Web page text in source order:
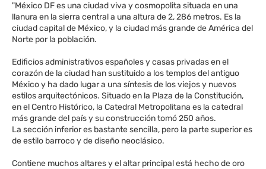
"México DF es una ciudad viva y cosmopolita situada en una
llanura en la sierra central a una altura de 2, 286 metros. Es la
ciudad capital de México, y la ciudad más grande de América del
Norte por la población.
Edificios administrativos españoles y casas privadas en el
corazón de la ciudad han sustituido a los templos del antiguo
México y ha dado lugar a una síntesis de los viejos y nuevos
estilos arquitectónicos. Situado en la Plaza de la Constitución,
en el Centro Histórico, la Catedral Metropolitana es la catedral
más grande del país y su construcción tomó 250 años.
La sección inferior es bastante sencilla, pero la parte superior es
de estilo barroco y de diseño neoclásico.
Contiene muchos altares y el altar principal está hecho de oro